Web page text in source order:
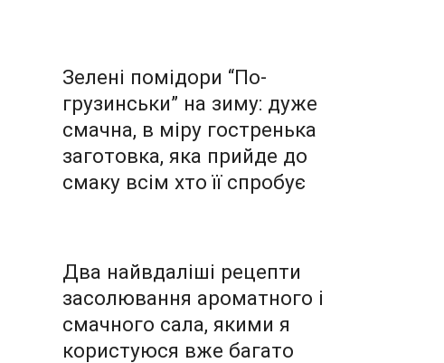
Зелені помідори “По-
грузинськи” на зиму: дуже
смачна, в міру гостренька
заготовка, яка прийде до
смаку всім хто її спробує
Два найвдаліші рецепти
засолювання ароматного і
смачного сала, якими я
користуюся вже багато